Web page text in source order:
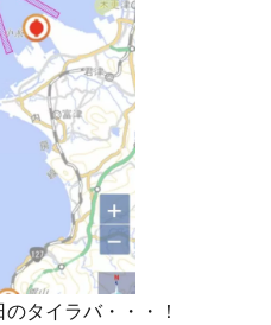
タイラバ・・・！